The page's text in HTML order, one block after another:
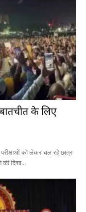
के लिए
को लेकर चल रहे छात्र
दिशा...